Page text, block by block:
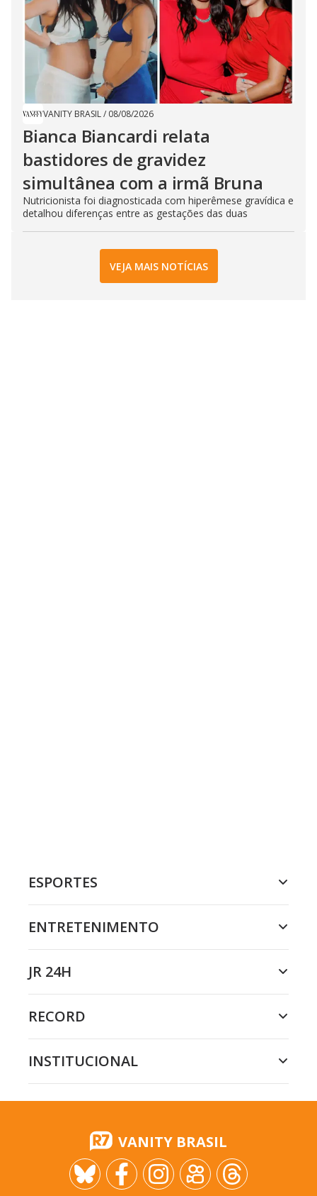
VANITY BRASIL/ 08/08/2026
Bianca Biancardi relata
bastidores de gravidez
simultânea com a irmã Bruna
Nutricionista foi diagnosticada com hiperêmese gravídica e
detalhou diferenças entre as gestações das duas
VEJA MAIS NOTÍCIAS
ESPORTES
ENTRETENIMENTO
JR 24H
RECORD
INSTITUCIONAL
VANITY BRASIL